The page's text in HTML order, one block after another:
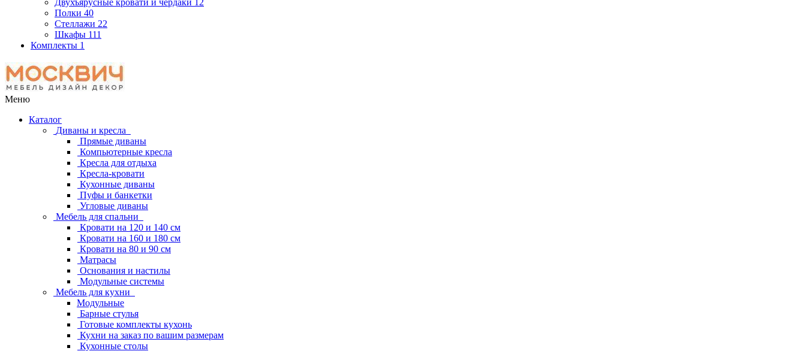
Двухъярусные кровати и чердаки 12
Полки 40
Стеллажи 22
Шкафы 111
Комплекты 1
Меню
Каталог
Диваны и кресла
Прямые диваны
Компьютерные кресла
Кресла для отдыха
Кресла-кровати
Кухонные диваны
Пуфы и банкетки
Угловые диваны
Мебель для спальни
Кровати на 120 и 140 см
Кровати на 160 и 180 см
Кровати на 80 и 90 см
Матрасы
Основания и настилы
Модульные системы
Мебель для кухни
Модульные
Барные стулья
Готовые комплекты кухонь
Кухни на заказ по вашим размерам
Кухонные столы